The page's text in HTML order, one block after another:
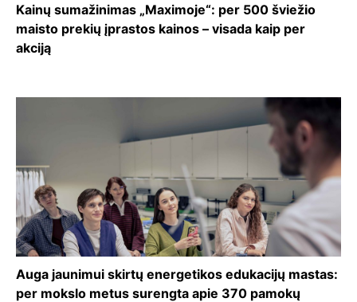
Kainų sumažinimas „Maximoje“: per 500 šviežio
maisto prekių įprastos kainos – visada kaip per
akciją
Auga jaunimui skirtų energetikos edukacijų mastas:
per mokslo metus surengta apie 370 pamokų